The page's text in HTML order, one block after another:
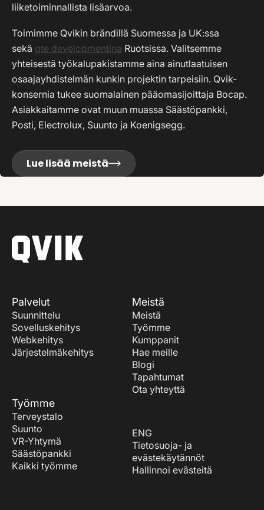
liiketoiminnallista lisäarvoa.
Toimimme Qvikin brändillä Suomessa ja UK:ssa
sekä qte developmentina Ruotsissa. Valitsemme
yhteisestä työkalupakistamme aina ainutlaatuisen
osaajayhdistelmän kunkin projektin tarpeisiin. Qvik-
konsernia tukee suomalainen pääomasijoittaja Bocap.
Asiakkaitamme ovat muun muassa Säästöpankki,
Posti, Electrolux, Suunto ja Koenigsegg.
Lue lisää meistä
Palvelut
Suunnittelu
Sovelluskehitys
Webkehitys
Järjestelmäkehitys
Meistä
Meistä
Työmme
Kumppanit
Hae meille
Blogi
Tapahtumat
Ota yhteyttä
Työmme
Terveystalo
Suunto
VR-Yhtymä
Säästöpankki
Kaikki työmme
ENG
Tietosuoja- ja
evästekäytännöt
Hallinnoi evästeitä